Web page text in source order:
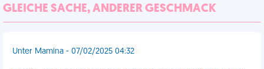
GLEICHE SACHE, ANDERER GESCHMACK
Unter Mamina - 07/02/2025 04:32